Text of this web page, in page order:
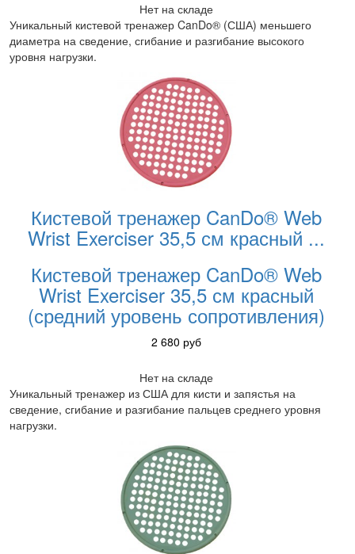
Нет на складе
Уникальный кистевой тренажер CanDo® (США) меньшего
диаметра на сведение, сгибание и разгибание высокого
уровня нагрузки.
Кистевой тренажер CanDo® Web
Wrist Exerciser 35,5 см красный ...
Кистевой тренажер CanDo® Web
Wrist Exerciser 35,5 см красный
(средний уровень сопротивления)
2 680 руб
Нет на складе
Уникальный тренажер из США для кисти и запястья на
сведение, сгибание и разгибание пальцев среднего уровня
нагрузки.